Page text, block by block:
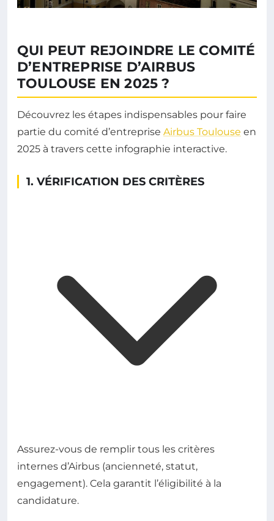
QUI PEUT REJOINDRE LE COMITÉ
D’ENTREPRISE D’AIRBUS
TOULOUSE EN 2025 ?
Découvrez les étapes indispensables pour faire
partie du comité d’entreprise Airbus Toulouse en
2025 à travers cette infographie interactive.
1. VÉRIFICATION DES CRITÈRES
Assurez-vous de remplir tous les critères
internes d’Airbus (ancienneté, statut,
engagement). Cela garantit l’éligibilité à la
candidature.